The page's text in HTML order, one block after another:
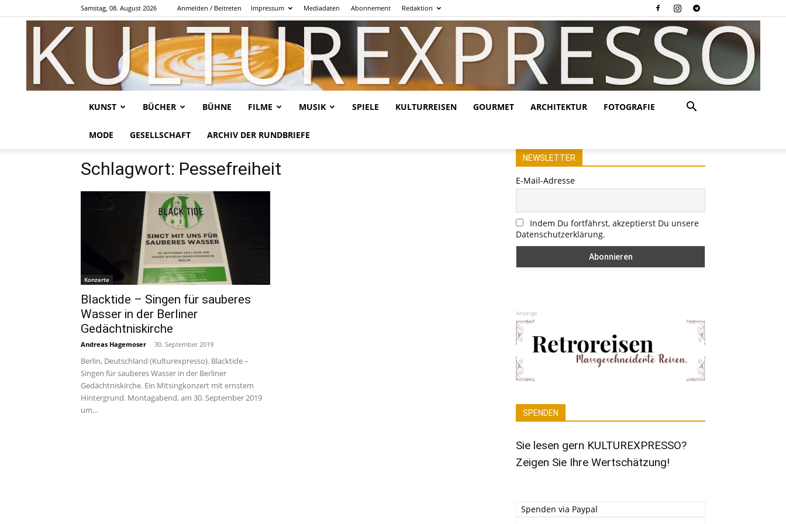
Samstag, 08. August 2026 Anmelden / Beitreten Impressum Mediadaten Abonnement Redaktion
KUNST BÜCHER BÜHNE FILME MUSIK SPIELE KULTURREISEN GOURMET ARCHITEKTUR FOTOGRAFIE
MODE GESELLSCHAFT ARCHIV DER RUNDBRIEFE
Schlagwort: Pessefreiheit
Konzerte
Blacktide – Singen für sauberes
Wasser in der Berliner
Gedächtniskirche
Andreas Hagemoser - 30. September 2019
Berlin, Deutschland (Kulturexpresso). Blacktide –
Singen für sauberes Wasser in der Berliner
Gedächtniskirche. Ein Mitsingkonzert mit ernstem
Hintergrund. Montagabend, am 30. September 2019
um...
NEWSLETTER
E-Mail-Adresse
Indem Du fortfährst, akzeptierst Du unsere
Datenschutzerklärung.
Anzeige
SPENDEN
Sie lesen gern KULTUREXPRESSO?
Zeigen Sie Ihre Wertschätzung!
Spenden via Paypal